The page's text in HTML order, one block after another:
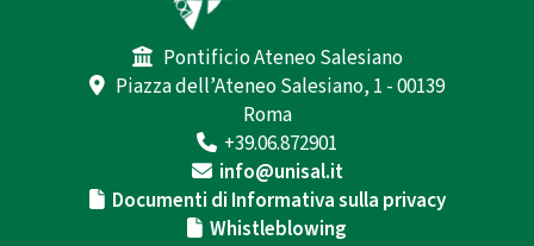
Pontificio Ateneo Salesiano
Piazza dell’Ateneo Salesiano, 1 - 00139
Roma
+39.06.872901
info@unisal.it
Documenti di Informativa sulla privacy
Whistleblowing